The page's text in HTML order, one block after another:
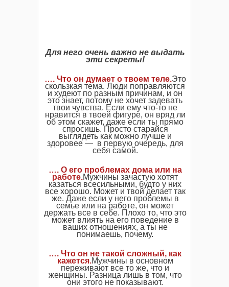
Для него очень важно не выдать
эти секреты!
…. Что он думает о твоем теле.Это
скользкая тема. Люди поправляются
и худеют по разным причинам, и он
это знает, потому не хочет задевать
твои чувства. Если ему что-то не
нравится в твоей фигуре, он вряд ли
об этом скажет, даже если ты прямо
спросишь. Просто старайся
выглядеть как можно лучше и
здоровее — в первую очередь, для
себя самой.
…. О его проблемах дома или на
работе.Мужчины зачастую хотят
казаться всесильными, будто у них
все хорошо. Может и твой делает так
же. Даже если у него проблемы в
семье или на работе, он может
держать все в себе. Плохо то, что это
может влиять на его поведение в
ваших отношениях, а ты не
понимаешь, почему.
…. Что он не такой сложный, как
кажется.Мужчины в основном
переживают все то же, что и
женщины. Разница лишь в том, что
они этого не показывают.